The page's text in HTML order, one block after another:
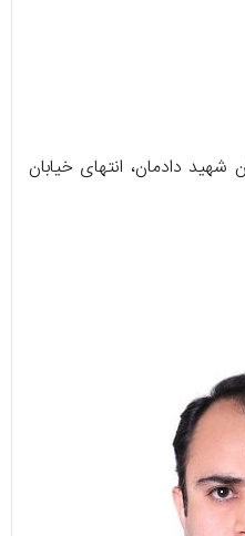
شهید دادمان، انتهای خیابان